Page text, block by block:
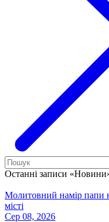
Останні записи
Молитовний намір папи
місті
Сер 08, 2026